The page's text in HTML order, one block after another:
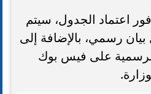
اعتماد الجدول، سيتم
رسمي، بالإضافة إلى
على فيس بوك